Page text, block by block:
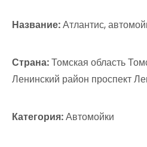
Название:Атлантис,
Страна:Томская область
Ленинский район проспект
Категория:Автомойки